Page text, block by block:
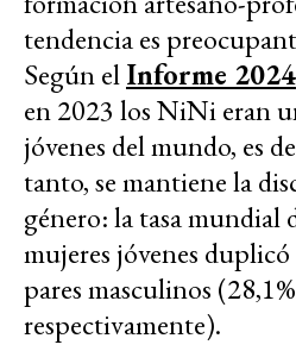
tendencia es
Según elInforme 2024
en 2023 los NiNi eran
jóvenes del mundo, es
tanto, se mantiene la
género: la tasa mundial
mujeres jóvenes duplicó
pares masculinos
respectivamente).